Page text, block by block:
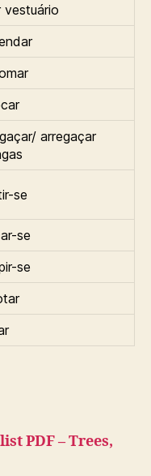
vestuário
arregaçar
se
se
se
PDF – Trees,